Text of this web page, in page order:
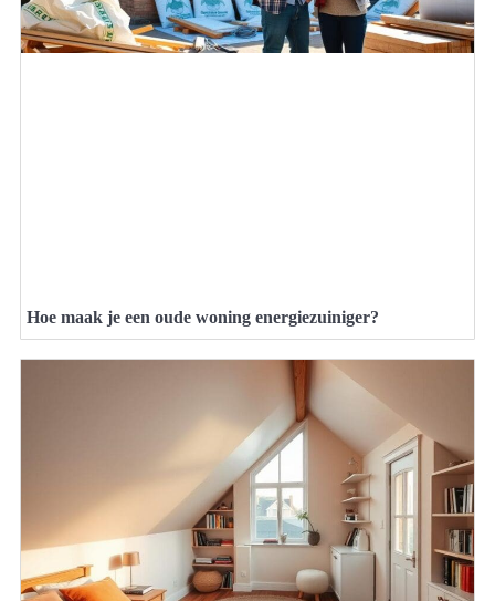
Hoe maak je een oude woning energiezuiniger?